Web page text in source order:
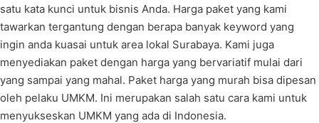
satu kata kunci untuk bisnis Anda. Harga paket yang kami
tawarkan tergantung dengan berapa banyak keyword yang
ingin anda kuasai untuk area lokal Surabaya. Kami juga
menyediakan paket dengan harga yang bervariatif mulai dari
yang sampai yang mahal. Paket harga yang murah bisa dipesan
oleh pelaku UMKM. Ini merupakan salah satu cara kami untuk
menyukseskan UMKM yang ada di Indonesia.